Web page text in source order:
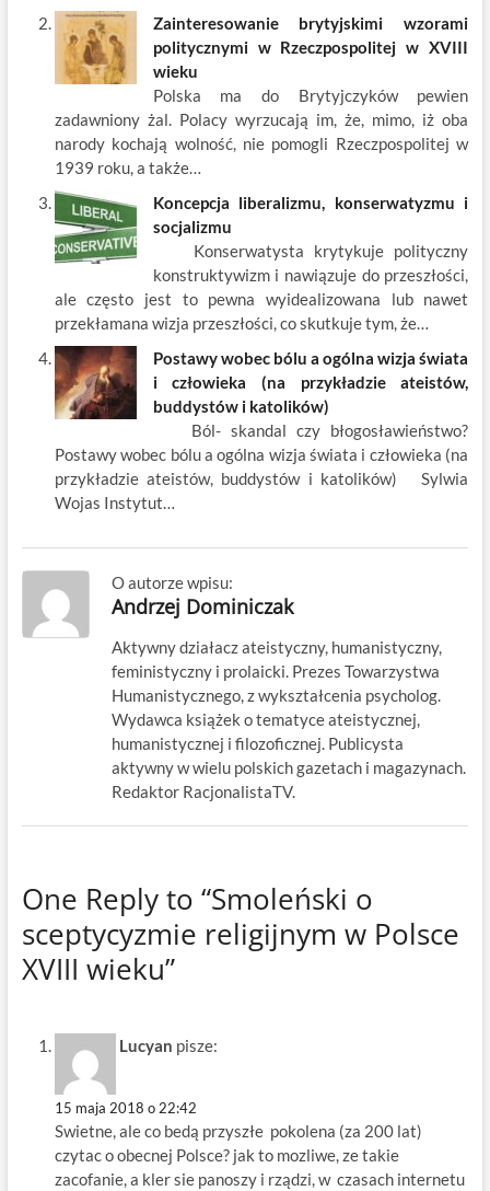
Zainteresowanie brytyjskimi wzorami
politycznymi w Rzeczpospolitej w XVIII
wieku
Polska ma do Brytyjczyków pewien
zadawniony żal. Polacy wyrzucają im, że, mimo, iż oba
narody kochają wolność, nie pomogli Rzeczpospolitej w
1939 roku, a także…
Koncepcja liberalizmu, konserwatyzmu i
socjalizmu
Konserwatysta krytykuje polityczny
konstruktywizm i nawiązuje do przeszłości,
ale często jest to pewna wyidealizowana lub nawet
przekłamana wizja przeszłości, co skutkuje tym, że…
Postawy wobec bólu a ogólna wizja świata
i człowieka (na przykładzie ateistów,
buddystów i katolików)
Ból- skandal czy błogosławieństwo?
Postawy wobec bólu a ogólna wizja świata i człowieka (na
przykładzie ateistów, buddystów i katolików) Sylwia
Wojas Instytut…
O autorze wpisu:
Andrzej Dominiczak
Aktywny działacz ateistyczny, humanistyczny,
feministyczny i prolaicki. Prezes Towarzystwa
Humanistycznego, z wykształcenia psycholog.
Wydawca książek o tematyce ateistycznej,
humanistycznej i filozoficznej. Publicysta
aktywny w wielu polskich gazetach i magazynach.
Redaktor RacjonalistaTV.
One Reply to “Smoleński o
sceptycyzmie religijnym w Polsce
XVIII wieku”
Lucyan pisze:
15 maja 2018 o 22:42
Swietne, ale co bedą przyszłe pokolena (za 200 lat)
czytac o obecnej Polsce? jak to mozliwe, ze takie
zacofanie, a kler sie panoszy i rządzi, w czasach internetu